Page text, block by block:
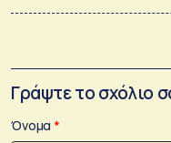
Γράψτε το σχόλιο
Όνομα